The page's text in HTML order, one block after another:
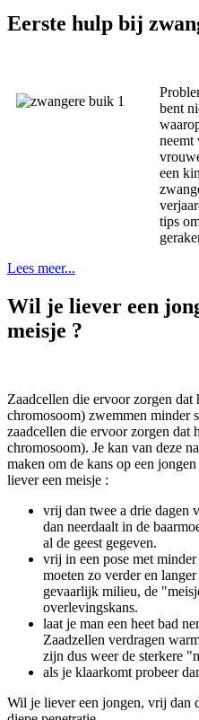
Eerste hulp bij
bent
neemt
een
tips
Lees meer...
Wil je liever een
meisje ?
Zaadcellen die ervoor zorgen
chromosoom) zwemmen minder
zaadcellen die ervoor zorgen dat
chromosoom). Je kan van deze
maken om de kans op een
liever een meisje :
vrij dan twee a drie dagen
dan neerdaalt in de
al de geest gegeven.
vrij in een pose met
moeten zo verder en
gevaarlijk milieu, de
overlevingskans.
laat je man een heet bad
Zaadzellen verdragen
zijn dus weer de sterkere
als je klaarkomt probeer
Wil je liever een jongen, vrij dan